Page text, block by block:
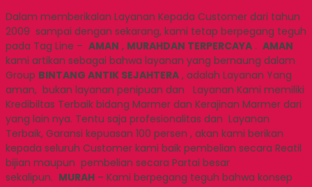
Dalam memberikalan Layanan Kepada Customer dari tahun
2009 sampai dengan sekarang, kami tetap berpegang teguh
pada Tag Line – AMAN , MURAHDAN TERPERCAYA . AMAN
kami artikan sebagai bahwa layanan yang bernaung dalam
Group BINTANG ANTIK SEJAHTERA , adalah Layanan Yang
aman, bukan layanan penipuan dan Layanan Kami memiliki
Kredibiltas Terbaik bidang Marmer dan Kerajinan Marmer dari
yang lain nya. Tentu saja profesionalitas dan Layanan
Terbaik, Garansi kepuasan 100 persen , akan kami berikan
kepada seluruh Customer kami baik pembelian secara Reatil
bijian maupun pembelian secara Partai besar
sekalipun. MURAH – Kami berpegang teguh bahwa konsep